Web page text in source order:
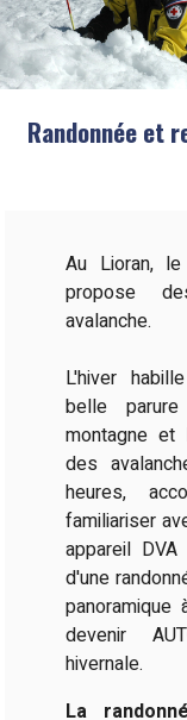
Randonnée et
Au Lioran,
propose
avalanche.
L'hiver
belle
montagne
des
heures,
familiariser
appareil
d'une
devenir
hivernale.
La